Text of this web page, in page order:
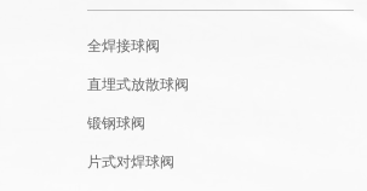
全焊接球阀
直埋式放散球阀
锻钢球阀
片式对焊球阀